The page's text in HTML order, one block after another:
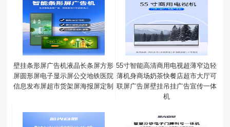
壁挂条形屏广告机液晶长条屏方形
屏圆形屏电子显示屏公交地铁医院
信息发布屏超市货架屏海报屏定制
55寸智能高清商用电视超薄窄边轻
薄机身商场奶茶快餐店超市大厅可
联屏广告屏壁挂吊挂广告宣传一体
机